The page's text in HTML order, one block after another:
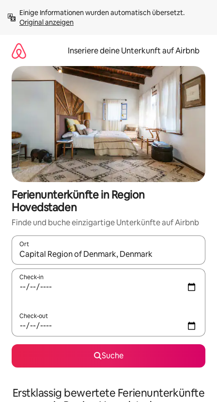
Inhalten
springenOriginal anzeigen
Inseriere deine Unterkunft auf Airbnb
Ferienunterkünfte in Region
Hovedstaden
Finde und buche einzigartige Unterkünfte auf Airbnb
Ort
Wenn Ergebnisse verfügbar sind, navigiere mit den
Check-in
Check-out
Suche
Erstklassig bewertete Ferienunterkünfte